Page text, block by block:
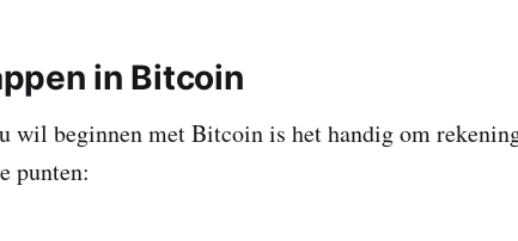
in Bitcoin
wil beginnen met Bitcoin is het handig om
punten: